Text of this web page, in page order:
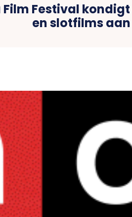
Film Festival
en slotfilms aan